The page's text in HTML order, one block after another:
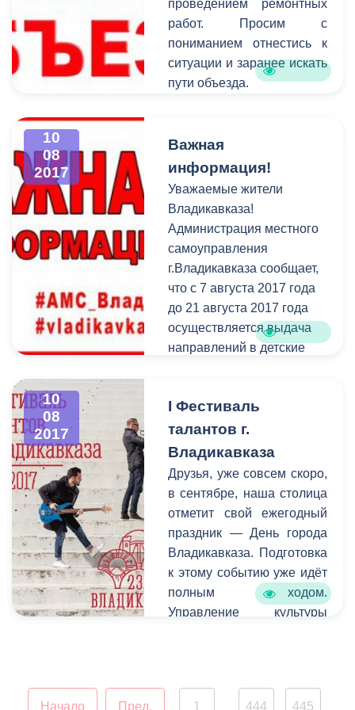
проведением ремонтных
работ. Просим с
пониманием отнестись к
ситуации и заранее искать
пути объезда.
10
08
2017
Важная
информация!
Уважаемые жители
Владикавказа!
Администрация местного
самоуправления
г.Владикавказа сообщает,
что с 7 августа 2017 года
до 21 августа 2017 года
осуществляется выдача
направлений в детские
автоматизированной
информационной системе
(АМС «Зачисление в
ДОУ») согласно
очередности и наличию
вакантных мест в ДОУ, а
также в соответствии с
графиком, утвержденным
приказом Управления
образования АМС
г.Владикавказа от
10
08
2017
I Фестиваль
талантов г.
Владикавказа
Друзья, уже совсем скоро,
в сентябре, наша столица
отметит свой ежегодный
праздник — День города
Владикавказа. Подготовка
к этому событию уже идёт
полным ходом.
Управление культуры
оставляя только лучшее
Начало Пред.
1
444 445